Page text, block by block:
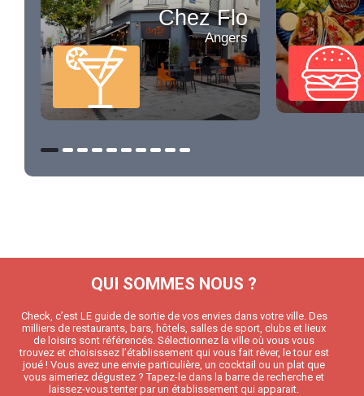
Chez Flo
Angers
QUI SOMMES NOUS ?
Check, c’est LE guide de sortie de vos envies dans votre ville. Des
milliers de restaurants, bars, hôtels, salles de sport, clubs et lieux
de loisirs sont référencés. Sélectionnez la ville où vous vous
trouvez et choisissez l’établissement qui vous fait rêver, le tour est
joué ! Vous avez une envie particulière, un cocktail ou un plat que
vous aimeriez dégustez ? Tapez-le dans la barre de recherche et
laissez-vous tenter par un établissement qui apparait.